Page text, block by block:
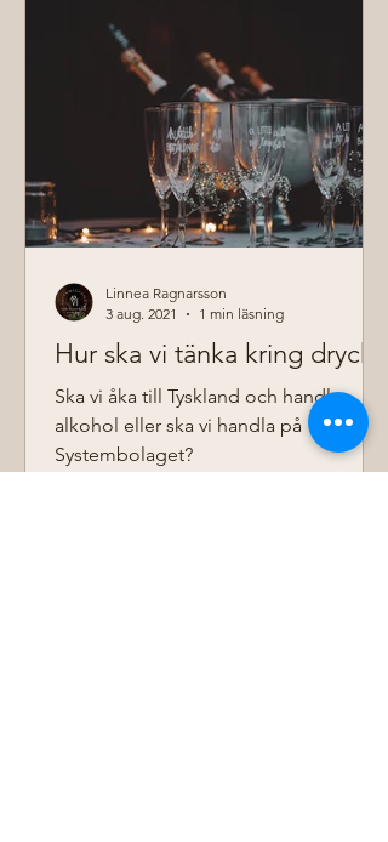
Hur ska vi tänka kring dryck?
Ska vi åka till Tyskland och handla
alkohol eller ska vi handla på
Systembolaget?
Linnea Ragnarsson
3 aug. 2021
1 min läsning